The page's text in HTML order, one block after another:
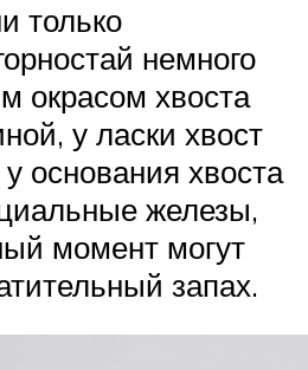
только
немного
окрасом хвоста
у ласки хвост
основания хвоста
железы,
момент могут
запах.